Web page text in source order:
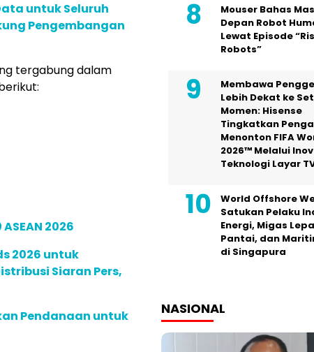
untuk Seluruh
Pengembangan
tergabung dalam
2026
2026 untuk
Siaran Pers,
Pendanaan untuk
Mouser Bahas
Depan Robot
Lewat Episode
Robots”
Membawa
Lebih Dekat ke
Momen: Hisense
Tingkatkan
Menonton FIFA
2026™ Melalui
Teknologi Layar
World Offshore
Satukan Pelaku
Energi, Migas
Pantai, dan
di Singapura
NASIONAL